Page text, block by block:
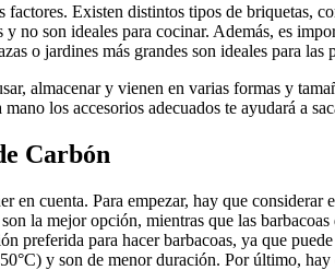
Existen distintos tipos de briquetas,
no son ideales para cocinar. Además, es
o jardines más grandes son ideales para las
almacenar y vienen en varias formas y
los accesorios adecuados te ayudará a
Carbón
en cuenta. Para empezar, hay que
la mejor opción, mientras que las
para hacer barbacoas, ya que
y son de menor duración. Por último,